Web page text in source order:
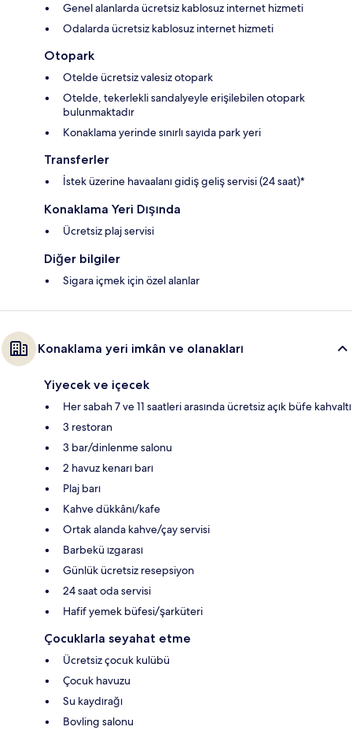
Genel alanlarda ücretsiz kablosuz internet hizmeti
Odalarda ücretsiz kablosuz internet hizmeti
Otopark
Otelde ücretsiz valesiz otopark
Otelde, tekerlekli sandalyeyle erişilebilen otopark
bulunmaktadır
Konaklama yerinde sınırlı sayıda park yeri
Transferler
İstek üzerine havaalanı gidiş geliş servisi (24 saat)*
Konaklama Yeri Dışında
Ücretsiz plaj servisi
Diğer bilgiler
Sigara içmek için özel alanlar
Konaklama yeri imkân ve olanakları
Yiyecek ve içecek
Her sabah 7 ve 11 saatleri arasında ücretsiz açık büfe kahvaltı
3 restoran
3 bar/dinlenme salonu
2 havuz kenarı barı
Plaj barı
Kahve dükkânı/kafe
Ortak alanda kahve/çay servisi
Barbekü ızgarası
Günlük ücretsiz resepsiyon
24 saat oda servisi
Hafif yemek büfesi/şarküteri
Çocuklarla seyahat etme
Ücretsiz çocuk kulübü
Çocuk havuzu
Su kaydırağı
Bovling salonu